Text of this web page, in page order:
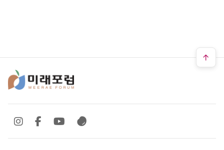
SNS 바로가기
SNS 바로가기SNS 바로가기
SNS 바로가기